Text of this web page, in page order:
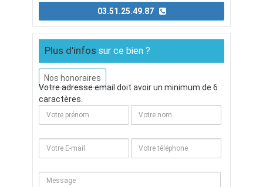
Plus d'infos sur ce bien ?
Nos honoraires
Votre adresse email doit avoir un minimum de 6
caractères.